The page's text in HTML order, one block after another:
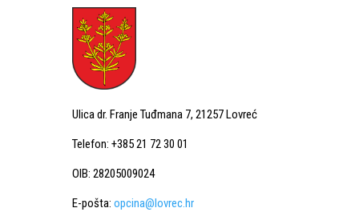
Ulica dr. Franje Tuđmana 7, 21257 Lovreć
Telefon: +385 21 72 30 01
OIB: 28205009024
E-pošta: opcina@lovrec.hr